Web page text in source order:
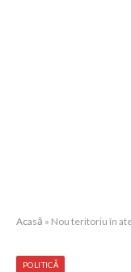
Acasă » Nou teritoriu în
POLITICĂ